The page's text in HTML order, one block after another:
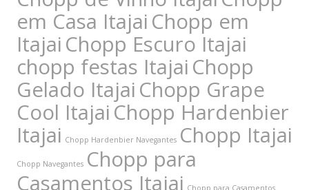
em Casa Itajai Chopp em
Itajai Chopp Escuro Itajai
chopp festas Itajai Chopp
Gelado Itajai Chopp Grape
Cool Itajai Chopp Hardenbier
Itajai Chopp Hardenbier Navegantes Chopp Itajai
Chopp Navegantes Chopp para
Casamentos Itajai